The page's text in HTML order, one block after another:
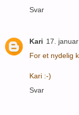
Svar
Kari 17.
For et nydelig
Kari :-)
Svar